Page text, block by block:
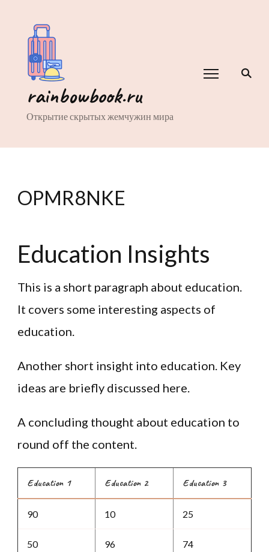
rainbowbook.ru
Открытие скрытых жемчужин мира
OPMR8NKE
Education Insights
This is a short paragraph about education.
It covers some interesting aspects of
education.
Another short insight into education. Key
ideas are briefly discussed here.
A concluding thought about education to
round off the content.
Education 1 Education 2 Education 3
90 10 25
50 96 74